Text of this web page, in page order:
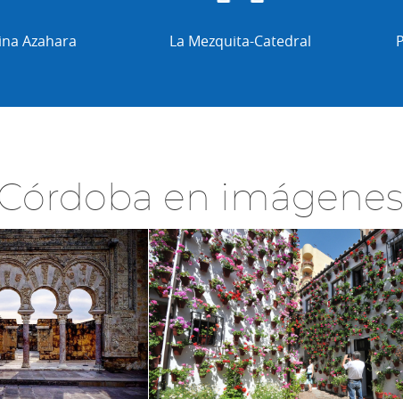
Mezquita-Catedral Patios de Córdoba
en imágenes